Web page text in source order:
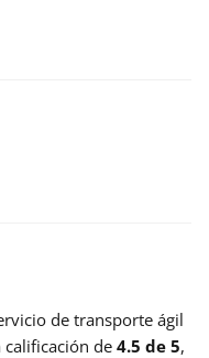
de transporte ágil
calificación de4.5 de 5,